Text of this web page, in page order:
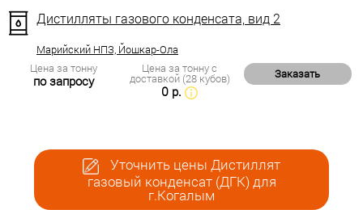
Дистилляты газового конденсата, вид 2
Марийский НПЗ, Йошкар-Ола
Цена за тонну
по запросу
Цена за тонну с
доставкой (28 кубов)
0 р.
Заказать
Уточнить цены Дистиллят
газовый конденсат (ДГК) для
г.Когалым